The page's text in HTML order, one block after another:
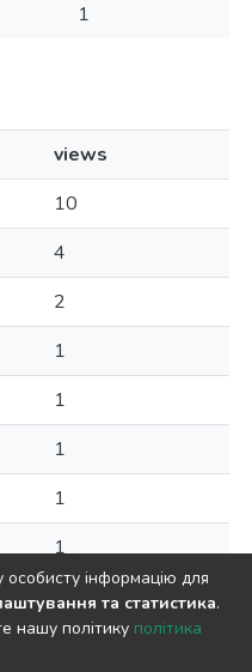
1
views
10
4
2
1
1
1
1
1
інформацію для
та статистика.
нашу політику політика